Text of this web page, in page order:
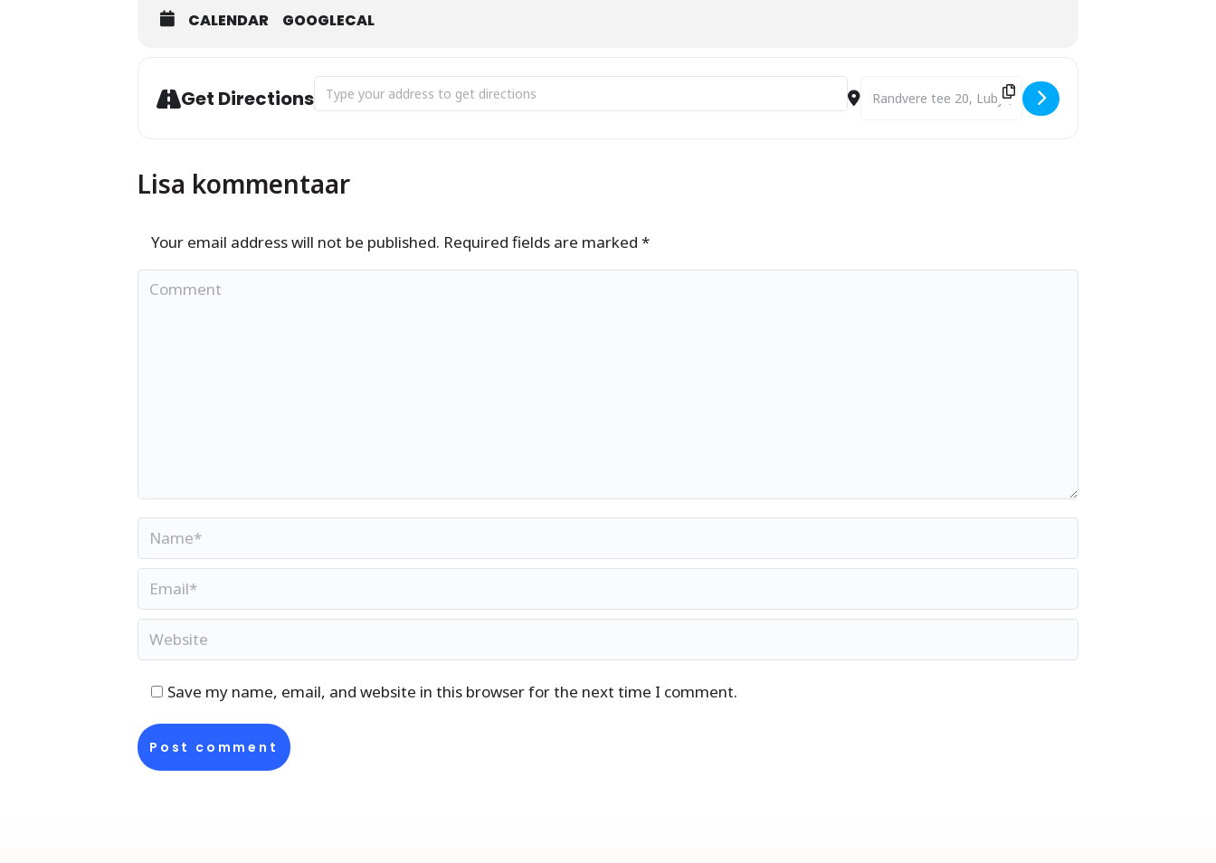
CALENDAR GOOGLECAL
Get Directions Address - Viimsi Muusikakooli lastevanemate üldkoosolek [tLjnxmS3K] Destination Address - Viimsi Muusikakooli lastevanemate
Lisa kommentaar
Your email address will not be published. Required fields are marked *
Comment
Name *
Email *
Website
Save my name, email, and website in this browser for the next time I comment.
Post comment